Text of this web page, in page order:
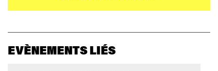
EVÈNEMENTS LIÉS